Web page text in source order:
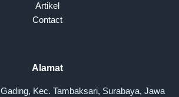
Artikel
Contact
Alamat
Kec. Tambaksari, Surabaya, Jawa